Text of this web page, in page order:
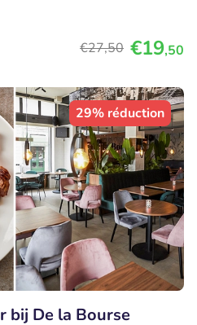
€27,50 €19,50
29% réduction
bij De la Bourse